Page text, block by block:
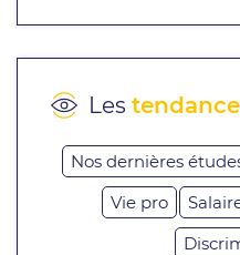
Les
Nos dernières
Vie pro